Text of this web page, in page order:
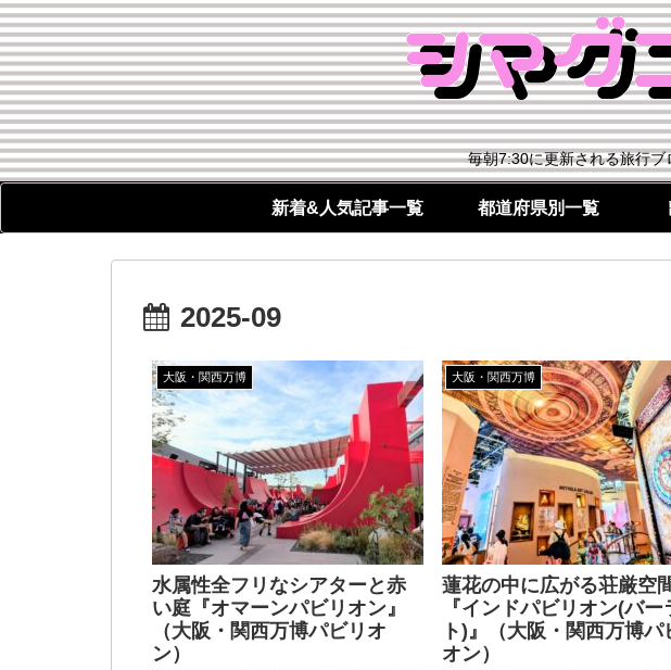
毎朝7:30に更新される旅行
新着&人気記事一覧 都道府県別一覧
2025-09
大阪・関西万博
水属性全フリなシアターと赤
い庭『オマーンパビリオン』
（大阪・関西万博パビリオ
ン）
大阪・関西万博
蓮花の中に広がる荘厳空
『インドパビリオン(バー
ト)』（大阪・関西万博パ
オン）